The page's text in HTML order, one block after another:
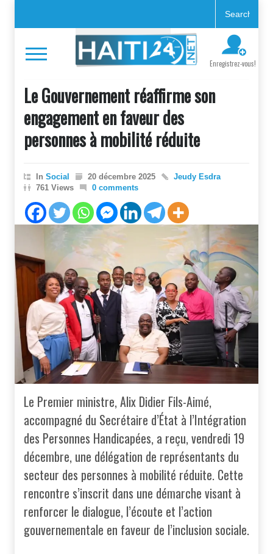
Enregistrez-vous!
Le Gouvernement réaffirme son
engagement en faveur des
personnes à mobilité réduite
In Social 20 décembre 2025
Jeudy Esdra
761 Views
0 comments
Le Premier ministre, Alix Didier Fils-Aimé,
accompagné du Secrétaire d’État à l’Intégration
des Personnes Handicapées, a reçu, vendredi 19
décembre, une délégation de représentants du
secteur des personnes à mobilité réduite. Cette
rencontre s’inscrit dans une démarche visant à
renforcer le dialogue, l’écoute et l’action
gouvernementale en faveur de l’inclusion sociale.